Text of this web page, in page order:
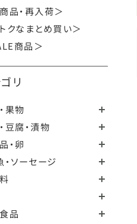
品・再入荷＞
クなまとめ買い＞
商品＞
リ
果物
豆腐・漬物
・卵
・ソーセージ
品